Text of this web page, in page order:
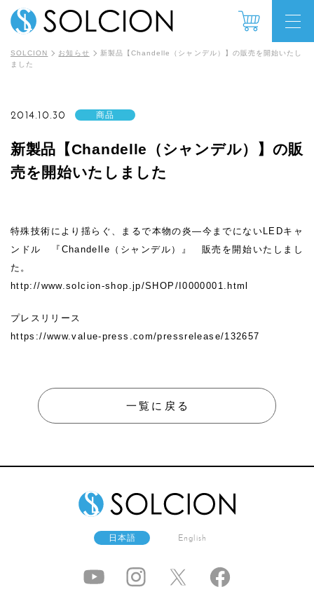
SOLCION お知らせ
新製品【Chandelle（シャンデル）】の販売を開始いたし
ました
新製品【Chandelle（シャンデル）】の販
売を開始いたしました
2014.10.30 商品
特殊技術により揺らぐ、まるで本物の炎―今までにないLEDキャ
ンドル 『Chandelle（シャンデル）』 販売を開始いたしまし
た。
http://www.solcion-shop.jp/SHOP/I0000001.html
プレスリリース
https://www.value-press.com/pressrelease/132657
一覧に戻る
日本語 English